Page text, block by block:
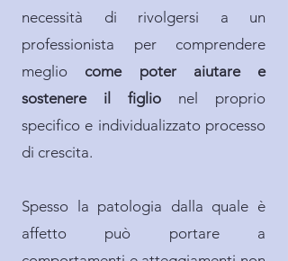
necessità di rivolgersi a un
professionista per comprendere
meglio come poter aiutare e
sostenere il figlio nel proprio
specifico e individualizzato processo
di crescita.
Spesso la patologia dalla quale è
affetto può portare a